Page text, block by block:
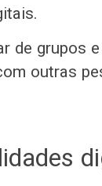
de grupos
outras